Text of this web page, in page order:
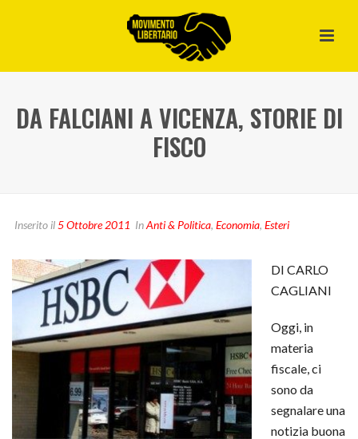
DA FALCIANI A VICENZA, STORIE DI
FISCO
Inserito il5 Ottobre 2011 InAnti & Politica, Economia, Esteri
DI CARLO
CAGLIANI
Oggi, in
materia
fiscale, ci
sono da
segnalare una
notizia buona